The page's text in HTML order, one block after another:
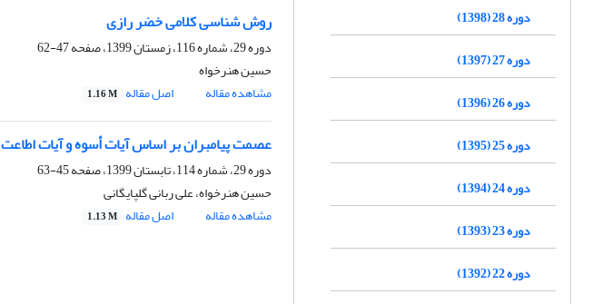
روش شناسی کلامی خضر رازی
دوره 29، شماره 116، زمستان 1399، صفحه
47-62
حسین هنرخواه
مشاهده مقاله
اصل مقاله 1.16 M
عصمت پیامبران بر اساس آیات أسوه و آیات اطاعت
دوره 29، شماره 114، تابستان 1399، صفحه
45-63
حسین هنرخواه، علی ربانی گلپایگانی
مشاهده مقاله
اصل مقاله 1.13 M
دوره 28 (1398)
دوره 27 (1397)
دوره 26 (1396)
دوره 25 (1395)
دوره 24 (1394)
دوره 23 (1393)
دوره 22 (1392)